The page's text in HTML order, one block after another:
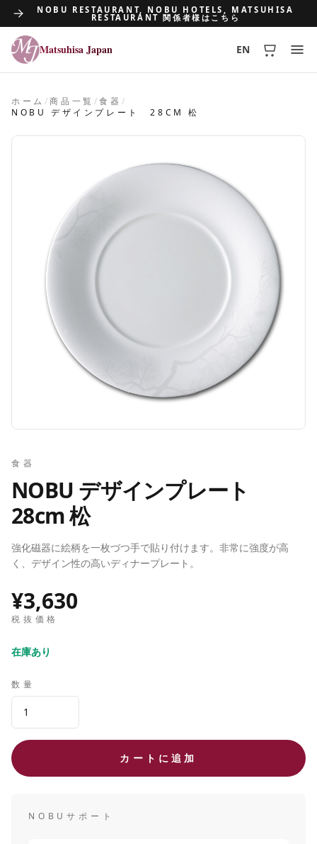
NOBU RESTAURANT, NOBU HOTELS, MATSUHISA
RESTAURANT 関係者様はこちら
Matsuhisa Japan
Matsuhisa Japan EN
ホーム /商品一覧 /食器 /
NOBU デザインプレート 28CM 松
食器
NOBU デザインプレート
28cm 松
強化磁器に絵柄を一枚づつ手で貼り付けます。非常に強度が高
く、デザイン性の高いディナープレート。
¥3,630
税抜価格
在庫あり
数量
カートに追加
NOBUサポート